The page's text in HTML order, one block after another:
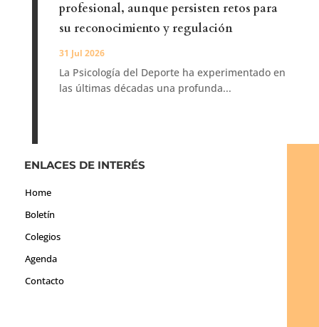
profesional, aunque persisten retos para
su reconocimiento y regulación
31 Jul 2026
La Psicología del Deporte ha experimentado en
las últimas décadas una profunda...
ENLACES DE INTERÉS
Home
Boletín
Colegios
Agenda
Contacto